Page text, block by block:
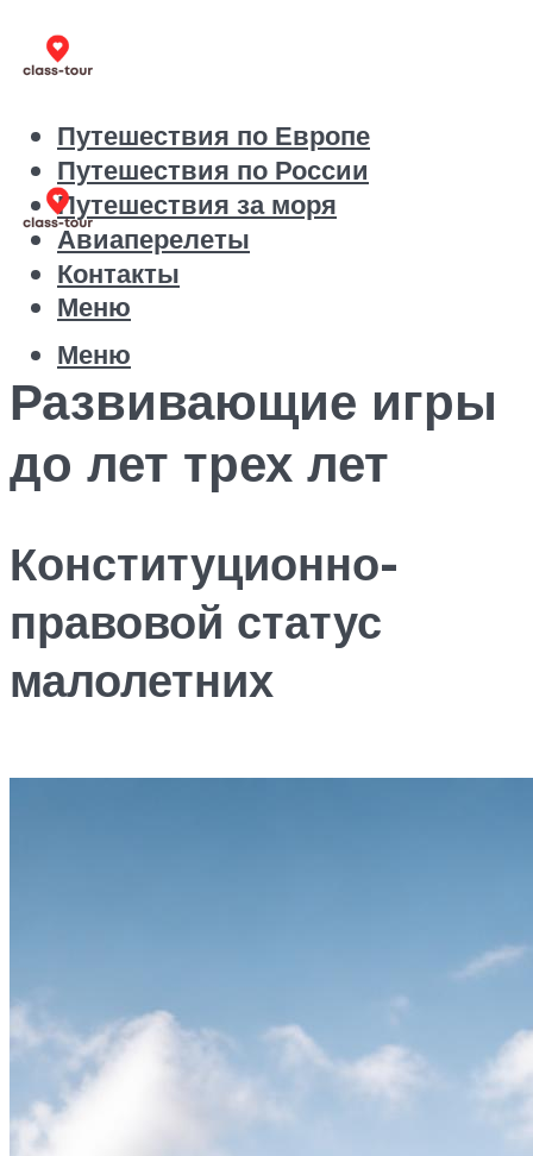
Путешествия по Европе
Путешествия по России
Путешествия за моря
Авиаперелеты
Контакты
Меню
Меню
Развивающие игры
до лет трех лет
Конституционно-
правовой статус
малолетних